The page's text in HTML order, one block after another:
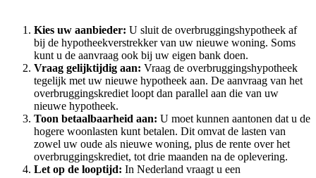
Kies uw aanbieder: U sluit de overbruggingshypotheek af
bij de hypotheekverstrekker van uw nieuwe woning. Soms
kunt u de aanvraag ook bij uw eigen bank doen.
Vraag gelijktijdig aan: Vraag de overbruggingshypotheek
tegelijk met uw nieuwe hypotheek aan. De aanvraag van het
overbruggingskrediet loopt dan parallel aan die van uw
nieuwe hypotheek.
Toon betaalbaarheid aan: U moet kunnen aantonen dat u de
hogere woonlasten kunt betalen. Dit omvat de lasten van
zowel uw oude als nieuwe woning, plus de rente over het
overbruggingskrediet, tot drie maanden na de oplevering.
Let op de looptijd: In Nederland vraagt u een